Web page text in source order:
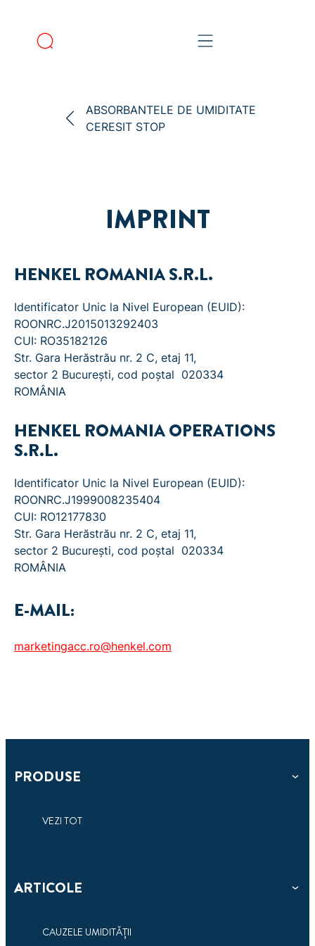
ABSORBANTELE DE UMIDITATE
CERESIT STOP
IMPRINT
HENKEL ROMANIA S.R.L.
Identificator Unic la Nivel European (EUID):
ROONRC.J2015013292403
CUI: RO35182126
Str. Gara Herăstrău nr. 2 C, etaj 11,
sector 2 Bucureşti, cod poştal 020334
ROMÂNIA
HENKEL ROMANIA OPERATIONS
S.R.L.
Identificator Unic la Nivel European (EUID):
ROONRC.J1999008235404
CUI: RO12177830
Str. Gara Herăstrău nr. 2 C, etaj 11,
sector 2 Bucureşti, cod poştal 020334
ROMÂNIA
E-MAIL:
marketingacc.ro@henkel.com
PRODUSE
VEZI TOT
ARTICOLE
CAUZELE UMIDITĂȚII